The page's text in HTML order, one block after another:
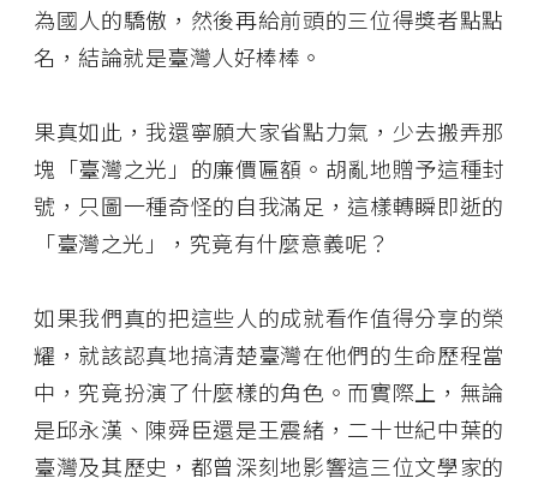
為國人的驕傲，然後再給前頭的三位得獎者點點
名，結論就是臺灣人好棒棒。
果真如此，我還寧願大家省點力氣，少去搬弄那
塊「臺灣之光」的廉價匾額。胡亂地贈予這種封
號，只圖一種奇怪的自我滿足，這樣轉瞬即逝的
「臺灣之光」，究竟有什麼意義呢？
如果我們真的把這些人的成就看作值得分享的榮
耀，就該認真地搞清楚臺灣在他們的生命歷程當
中，究竟扮演了什麼樣的角色。而實際上，無論
是邱永漢、陳舜臣還是王震緒，二十世紀中葉的
臺灣及其歷史，都曾深刻地影響這三位文學家的